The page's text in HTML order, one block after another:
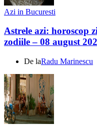
Azi in Bucuresti
Astrele azi: horoscop
zodiile – 08 august
De laRadu Marinescu